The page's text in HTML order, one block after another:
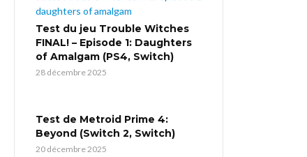
Test du jeu Trouble Witches
FINAL! – Episode 1: Daughters
of Amalgam (PS4, Switch)
28 décembre 2025
Test de Metroid Prime 4:
Beyond (Switch 2, Switch)
20 décembre 2025